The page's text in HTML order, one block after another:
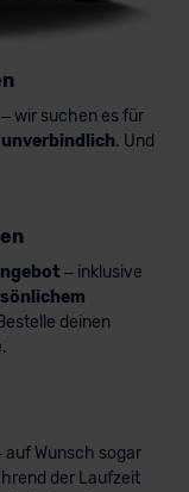
wir suchen es für
. Und
– inklusive
deinen
auf Wunsch sogar
der Laufzeit